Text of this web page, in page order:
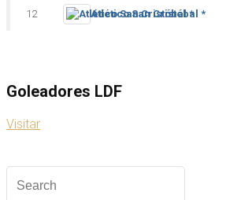
12 Atlético San Cristóbal *
Goleadores LDF
Visitar